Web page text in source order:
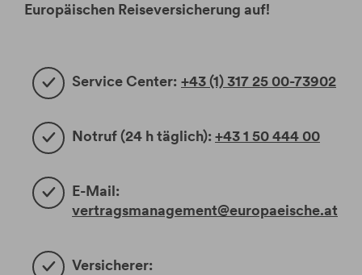
Europäischen Reiseversicherung auf!
Service Center: +43 (1) 317 25 00-73902
Notruf (24 h täglich):+43 1 50 444 00​
E-Mail:
vertragsmanagement@europaeische.at
Versicherer: